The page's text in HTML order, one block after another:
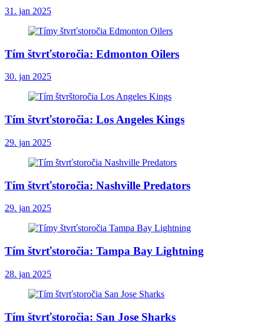
31. jan 2025
Tím štvrťstoročia: Edmonton Oilers
30. jan 2025
Tím štvrťstoročia: Los Angeles Kings
29. jan 2025
Tím štvrťstoročia: Nashville Predators
29. jan 2025
Tím štvrťstoročia: Tampa Bay Lightning
28. jan 2025
Tím štvrťstoročia: San Jose Sharks